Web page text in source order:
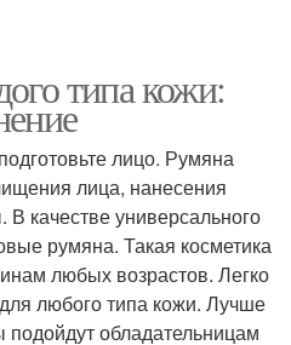
типа кожи:
лицо. Румяна
лица, нанесения
качестве универсального
румяна. Такая косметика
любых возрастов. Легко
любого типа кожи. Лучше
обладательницам